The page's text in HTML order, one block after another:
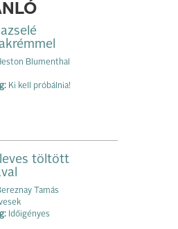
Blumenthal
Ki kell próbálnia!
töltött
Tamás
Időigényes